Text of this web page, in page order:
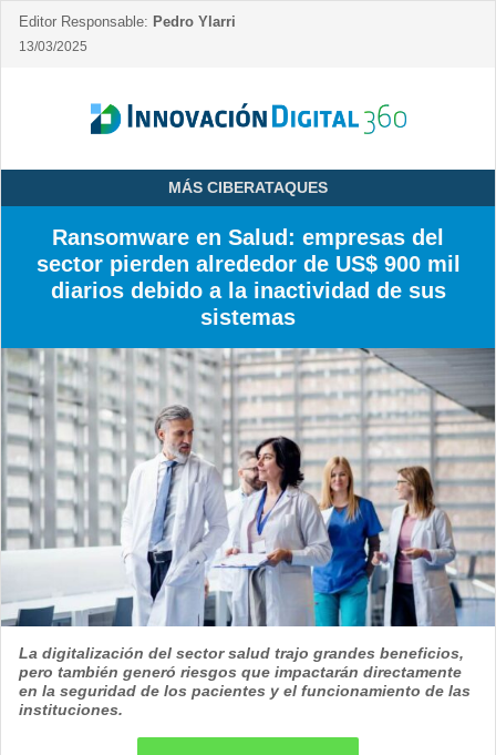
Editor Responsable: Pedro Ylarri
13/03/2025
MÁS CIBERATAQUES
Ransomware en Salud: empresas del
sector pierden alrededor de US$ 900 mil
diarios debido a la inactividad de sus
sistemas
La digitalización del sector salud trajo grandes beneficios,
pero también generó riesgos que impactarán directamente
en la seguridad de los pacientes y el funcionamiento de las
instituciones.